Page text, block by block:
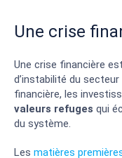
Une crise
Une crise financière
d’instabilité du
financière, les
valeurs refuges qui
du système.
Les matières